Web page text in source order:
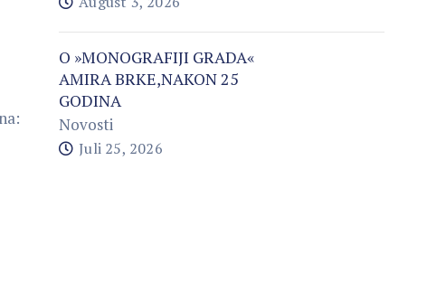
O »MONOGRAFIJI GRADA«
AMIRA BRKE,NAKON 25
GODINA
Novosti
Juli 25, 2026